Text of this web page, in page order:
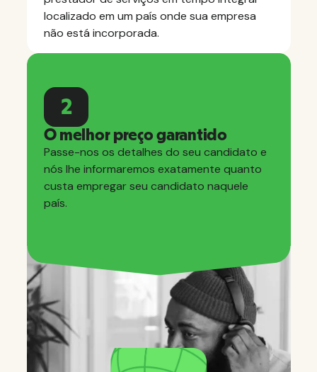
localizado em um país onde sua empresa
não está incorporada.
2
O melhor preço garantido
Passe-nos os detalhes do seu candidato e
nós lhe informaremos exatamente quanto
custa empregar seu candidato naquele
país.